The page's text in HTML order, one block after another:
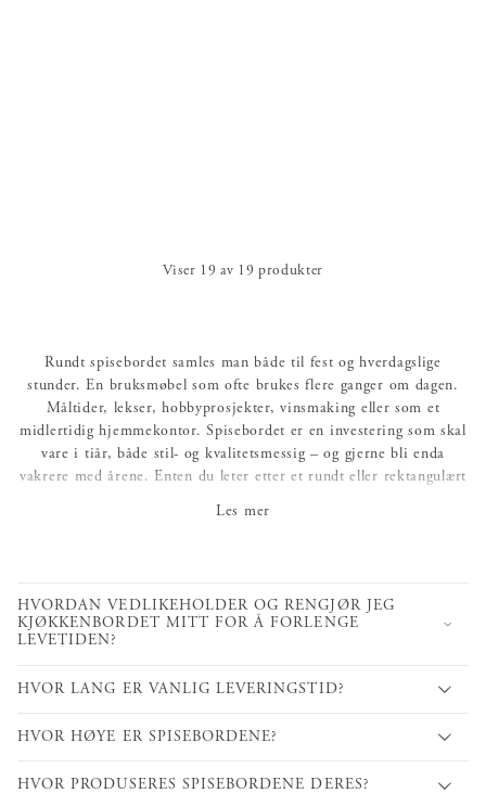
Viser 19 av 19 produkter
Rundt spisebordet samles man både til fest og hverdagslige
stunder. En bruksmøbel som ofte brukes flere ganger om dagen.
Måltider, lekser, hobbyprosjekter, vinsmaking eller som et
midlertidig hjemmekontor. Spisebordet er en investering som skal
vare i tiår, både stil- og kvalitetsmessig – og gjerne bli enda
vakrere med årene. Enten du leter etter et rundt eller rektangulært
Les mer
HVORDAN VEDLIKEHOLDER OG RENGJØR JEG
KJØKKENBORDET MITT FOR Å FORLENGE
LEVETIDEN?
HVOR LANG ER VANLIG LEVERINGSTID?
HVOR HØYE ER SPISEBORDENE?
HVOR PRODUSERES SPISEBORDENE DERES?